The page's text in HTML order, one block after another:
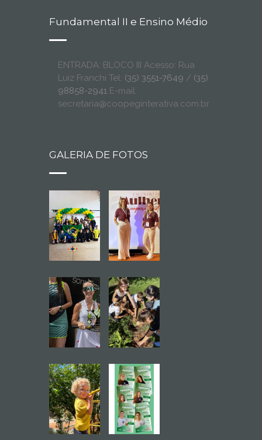
Fundamental II e Ensino Médio
ENTRADA: BLOCO III Acesso: Rua
Luiz Franchi Tel: (35) 3551-7649 / (35)
98858-2941 E-mail:
secretaria@coopeginterativa.com.br
GALERIA DE FOTOS